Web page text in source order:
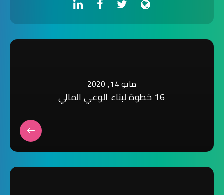
مايو 14, 2020
16 خطوة لبناء الوعي المالي